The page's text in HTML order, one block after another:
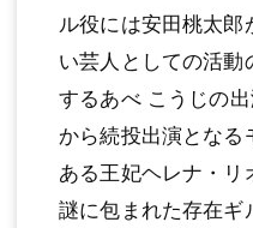
ル役には安⽥桃太郎
い芸⼈としての活動
するあべ こうじの
から続投出演となる
ある王妃ヘレナ・リ
謎に包まれた存在ギ